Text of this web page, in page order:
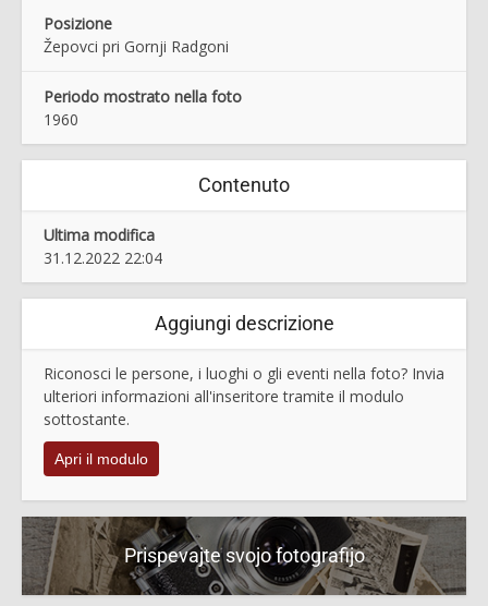
Posizione
Žepovci pri Gornji Radgoni
Periodo mostrato nella foto
1960
Contenuto
Ultima modifica
31.12.2022 22:04
Aggiungi descrizione
Riconosci le persone, i luoghi o gli eventi nella foto? Invia
ulteriori informazioni all'inseritore tramite il modulo
sottostante.
Apri il modulo
Prispevajte svojo fotografijo